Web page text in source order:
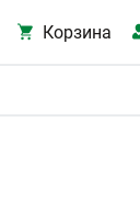
Корзина